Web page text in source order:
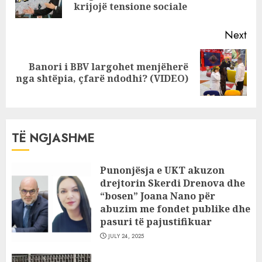
krijojë tensione sociale
Next
Next
post:
Banori i BBV largohet menjëherë
nga shtëpia, çfarë ndodhi? (VIDEO)
TË NGJASHME
Punonjësja e UKT akuzon
drejtorin Skerdi Drenova dhe
“bosen” Joana Nano për
abuzim me fondet publike dhe
pasuri të pajustifikuar
JULY 24, 2025